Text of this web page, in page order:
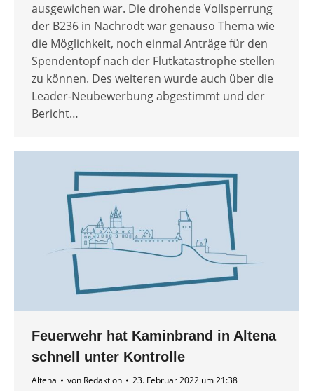
ausgewichen war. Die drohende Vollsperrung
der B236 in Nachrodt war genauso Thema wie
die Möglichkeit, noch einmal Anträge für den
Spendentopf nach der Flutkatastrophe stellen
zu können. Des weiteren wurde auch über die
Leader-Neubewerbung abgestimmt und der
Bericht…
Feuerwehr hat Kaminbrand in Altena
schnell unter Kontrolle
Altena von Redaktion 23. Februar 2022 um 21:38